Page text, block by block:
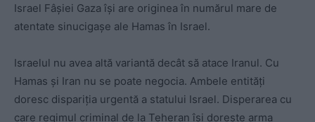
Israel Fâșiei Gaza își are originea în numărul mare de
atentate sinucigașe ale Hamas în Israel.
Israelul nu avea altă variantă decât să atace Iranul. Cu
Hamas și Iran nu se poate negocia. Ambele entități
doresc dispariția urgentă a statului Israel. Disperarea cu
care regimul criminal de la Teheran își dorește arma